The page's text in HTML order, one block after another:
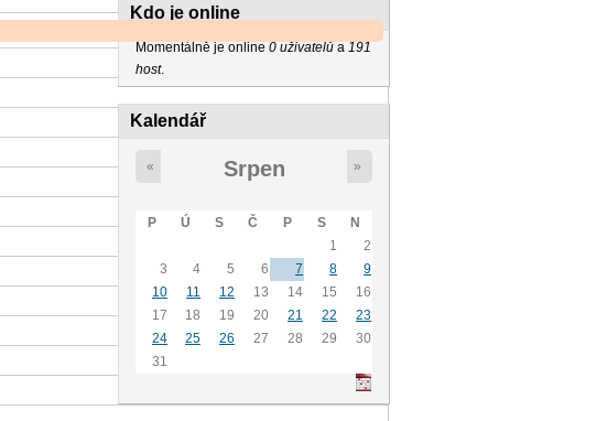
Kdo je online
Momentálně je online0 uživatelůa191
host.
Kalendář
« Srpen »
P Ú S Č P S
N
1
2
3
4 5 6 7 8
9
10
11 12 13 14 15
16
17
18 19 20 21 22
23
24
25 26 27 28 29
30
31